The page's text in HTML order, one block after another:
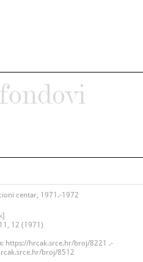
centar, 1971.-1972
12 (1971)
https://hrcak.srce.hr/broj/8221 .-
broj/8512